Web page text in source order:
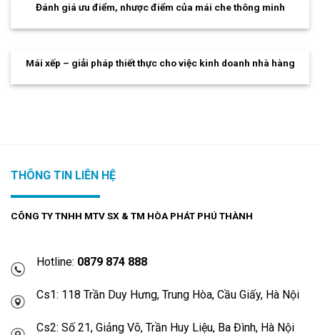
Đánh giá ưu điểm, nhược điểm của mái che thông minh
Mái xếp – giải pháp thiết thực cho việc kinh doanh nhà hàng
THÔNG TIN LIÊN HỆ
CÔNG TY TNHH MTV SX & TM HÒA PHÁT PHÚ THÀNH
Hotline: 0879 874 888
Cs1: 118 Trần Duy Hưng, Trung Hòa, Cầu Giấy, Hà Nội
Cs2: Số 21, Giảng Võ, Trần Huy Liệu, Ba Đình, Hà Nội